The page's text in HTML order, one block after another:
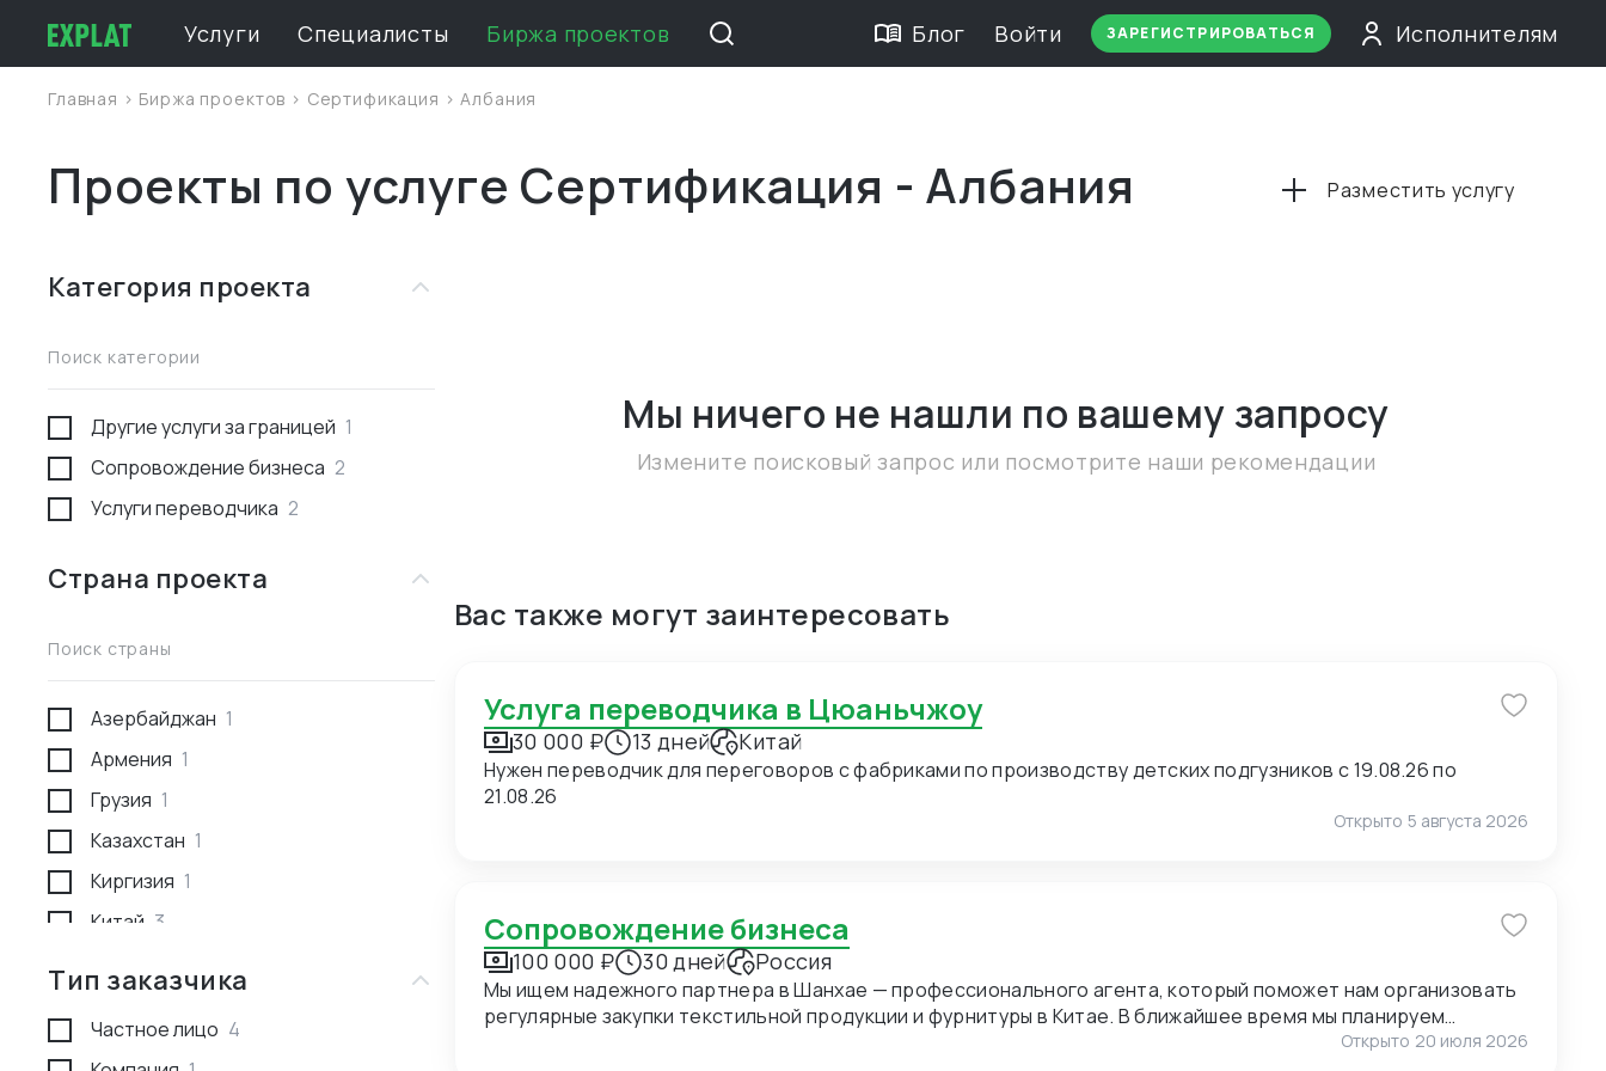
Услуги Специалисты Биржа проектов Блог Войти ЗАРЕГИСТРИРОВАТЬСЯ Исполнителям
Главная > Биржа проектов > Сертификация >Албания
Проекты по услуге Сертификация - Албания Разместить услугу
Категория проекта
Поиск категории
Другие услуги за границей 1
Сопровождение бизнеса 2
Услуги переводчика 2
Страна проекта
Поиск страны
Азербайджан 1
Армения 1
Грузия 1
Казахстан 1
Киргизия 1
Китай 3
Тип заказчика
Частное лицо 4
Мы ничего не нашли по вашему запросу
Измените поисковый запрос или посмотрите наши рекомендации
Вас также могут заинтересовать
Услуга переводчика в Цюаньчжоу
30 000 ₽ 13 дней Китай
Нужен переводчик для переговоров с фабриками по производству детских подгузников с 19.08.26 по
21.08.26
Открыто 5 августа 2026
Сопровождение бизнеса
100 000 ₽ 30 дней Россия
Мы ищем надежного партнера в Шанхае — профессионального агента, который поможет нам организовать
регулярные закупки текстильной продукции и фурнитуры в Китае. В ближайшее время мы планируем
приехать в Шанхай для личных встреч с потенциальными поставщиками, поэтому нам также необходимо
Открыто 20 июля 2026